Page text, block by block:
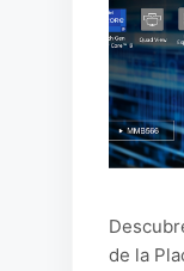
de la